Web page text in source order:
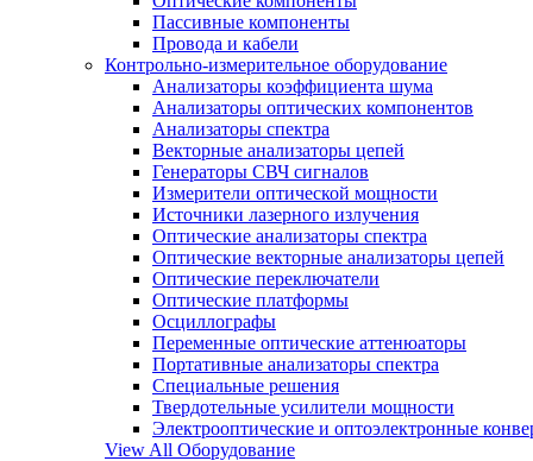
Пассивные компоненты
Провода и кабели
Контрольно-измерительное оборудование
Анализаторы коэффициента шума
Анализаторы оптических компонентов
Анализаторы спектра
Векторные анализаторы цепей
Генераторы СВЧ сигналов
Измерители оптической мощности
Источники лазерного излучения
Оптические анализаторы спектра
Оптические векторные анализаторы цепей
Оптические переключатели
Оптические платформы
Осциллографы
Переменные оптические аттенюаторы
Портативные анализаторы спектра
Специальные решения
Твердотельные усилители мощности
Электрооптические и оптоэлектронные
View All Оборудование